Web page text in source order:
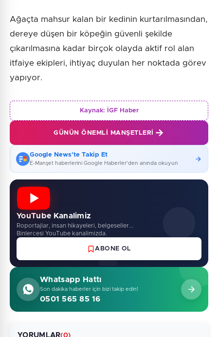
Ağaçta mahsur kalan bir kedinin kurtarılmasından,
dereye düşen bir köpeğin güvenli şekilde
çıkarılmasına kadar birçok olayda aktif rol alan
itfaiye ekipleri, ihtiyaç duyulan her noktada görev
yapıyor.
Kaynak: İGF Haber
GÜNÜN ÖNEMLI MANŞETLERI
Google News'te Takip Et
E-Manşet haberlerini Google Haberler'den anında okuyun
YouTube Kanalimiz
Roportajlar, insan hikayeleri, belgeseller...
Binlercesi YouTube kanalimizda.
ABONE OL
Whatsapp Hattı
Son dakika haberler için bizi takip edin!
0501 565 85 16
YORUMLAR(0)